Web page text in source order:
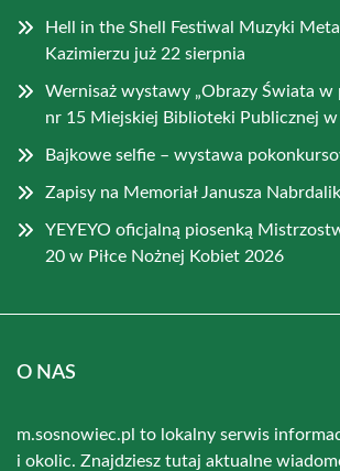
Hell in the Shell Festiwal Muzyki
Kazimierzu już 22 sierpnia
Wernisaż wystawy „Obrazy Świata w
nr 15 Miejskiej Biblioteki Publicznej
Bajkowe selfie – wystawa
Zapisy na Memoriał Janusza
YEYEYO oficjalną piosenką
20 w Piłce Nożnej Kobiet 2026
O NAS
m.sosnowiec.pl to lokalny serwis
i okolic. Znajdziesz tutaj aktualne